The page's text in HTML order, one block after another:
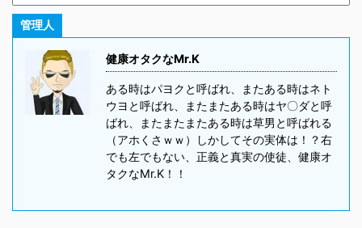
管理人
健康オタクなMr.K
ある時はパヨクと呼ばれ、またある時はネト
ウヨと呼ばれ、またまたある時はヤ〇ダと呼
ばれ、またまたまたある時は草男と呼ばれる
（アホくさｗｗ）しかしてその実体は！？右
でも左でもない、正義と真実の使徒、健康オ
タクなMr.K！！